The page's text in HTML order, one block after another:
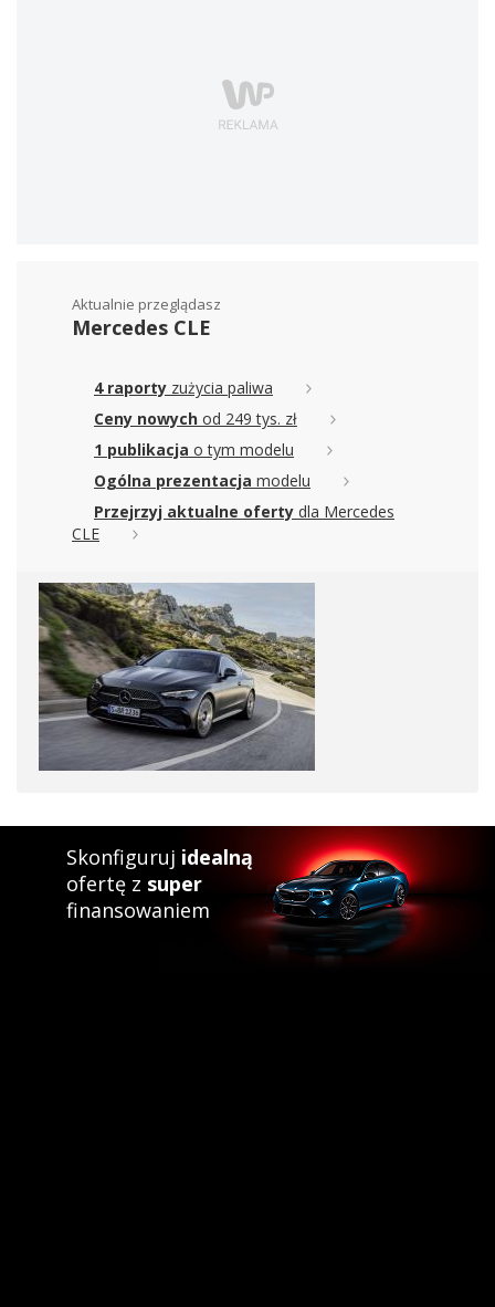
Aktualnie przeglądasz
Mercedes CLE
4 raporty zużycia paliwa
Ceny nowych od 249 tys. zł
1 publikacja o tym modelu
Ogólna prezentacja modelu
Przejrzyj aktualne oferty dla Mercedes
CLE
Skonfiguruj idealną
ofertę z super
finansowaniem